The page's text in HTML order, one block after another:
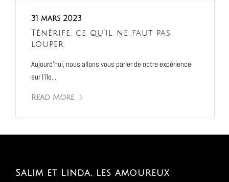
31 mars 2023
Ténérife, ce qu’il ne faut pas
louper
Aujourd’hui, nous allons vous parler de notre expérience
sur l’île...
Read More
Salim et Linda, les amoureux